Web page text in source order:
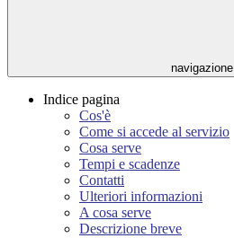
navigazione
Indice pagina
Cos'è
Come si accede al servizio
Cosa serve
Tempi e scadenze
Contatti
Ulteriori informazioni
A cosa serve
Descrizione breve